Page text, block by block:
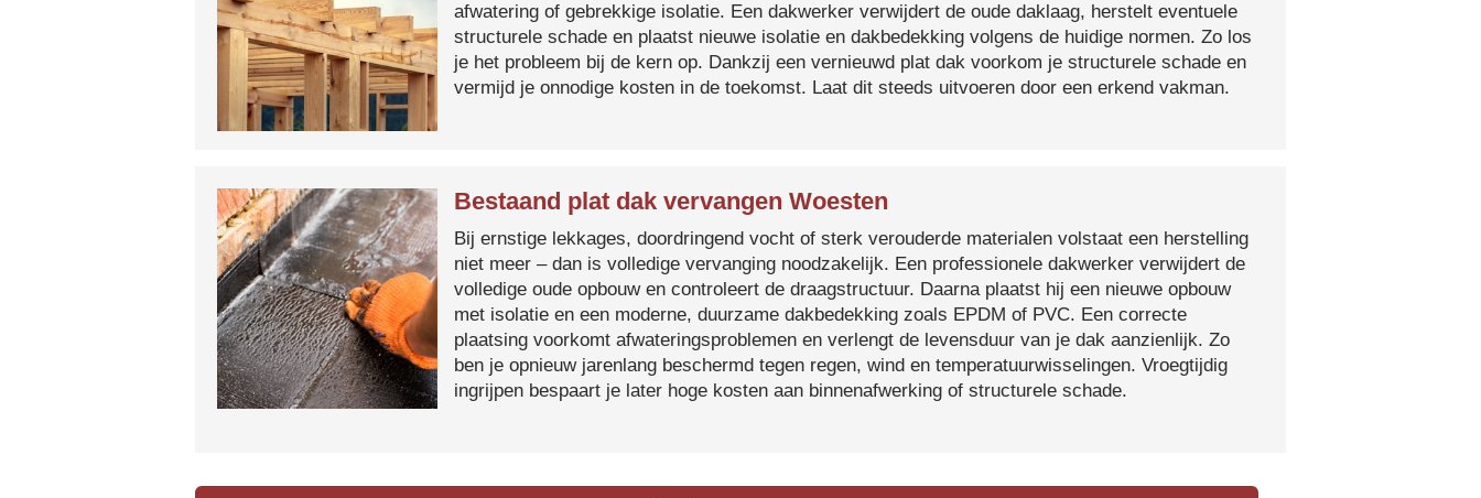
afwatering of gebrekkige isolatie. Een dakwerker verwijdert de oude daklaag, herstelt eventuele
structurele schade en plaatst nieuwe isolatie en dakbedekking volgens de huidige normen. Zo los
je het probleem bij de kern op. Dankzij een vernieuwd plat dak voorkom je structurele schade en
vermijd je onnodige kosten in de toekomst. Laat dit steeds uitvoeren door een erkend vakman.
Bestaand plat dak vervangen Woesten
Bij ernstige lekkages, doordringend vocht of sterk verouderde materialen volstaat een herstelling
niet meer – dan is volledige vervanging noodzakelijk. Een professionele dakwerker verwijdert de
volledige oude opbouw en controleert de draagstructuur. Daarna plaatst hij een nieuwe opbouw
met isolatie en een moderne, duurzame dakbedekking zoals EPDM of PVC. Een correcte
plaatsing voorkomt afwateringsproblemen en verlengt de levensduur van je dak aanzienlijk. Zo
ben je opnieuw jarenlang beschermd tegen regen, wind en temperatuurwisselingen. Vroegtijdig
ingrijpen bespaart je later hoge kosten aan binnenafwerking of structurele schade.